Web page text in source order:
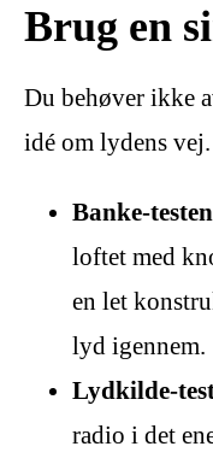
Brug en
Du behøver ikke
idé om lydens
Banke-
loftet med
en let
lyd igennem.
Lydkilde-
radio i det